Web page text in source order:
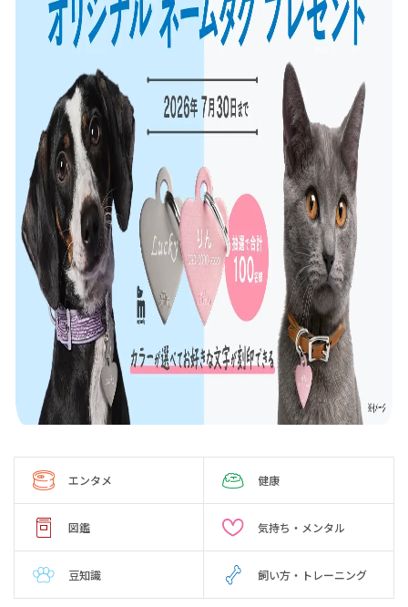
エンタメ 健康
図鑑 気持ち・メンタル
豆知識 飼い方・トレーニング